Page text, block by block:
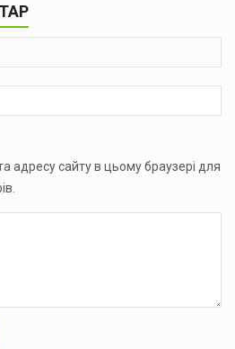
адресу сайту в цьому браузері для